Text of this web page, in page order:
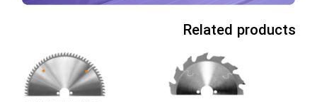
Related products